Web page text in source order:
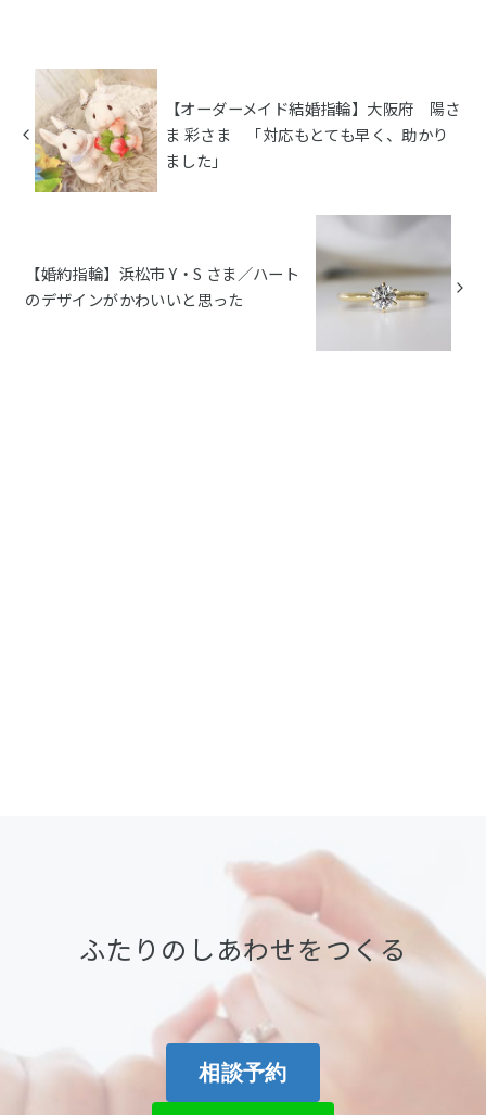
【オーダーメイド結婚指輪】大阪府 陽さ
ま 彩さま 「対応もとても早く、助かり
ました」
【婚約指輪】浜松市 Y・S さま／ハート
のデザインがかわいいと思った
ふたりのしあわせをつくる
相談予約